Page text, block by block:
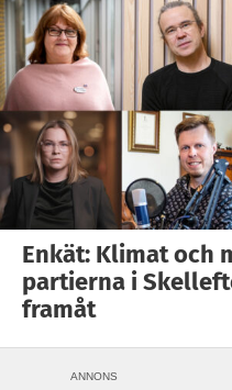
Enkät: Klimat och
partierna i
framåt
ANNONS